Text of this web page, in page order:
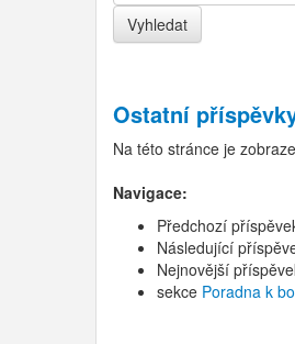
Ostatní
Na této stránce je
Navigace:
Předchozí
Následující
Nejnovější
sekce Poradna k